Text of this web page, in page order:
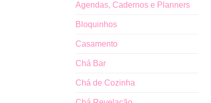
Agendas, Cadernos e Planners
Bloquinhos
Casamento
Chá Bar
Chá de Cozinha